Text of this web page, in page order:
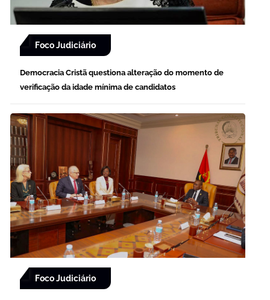
Foco Judiciário
Democracia Cristã questiona alteração do momento de
verificação da idade mínima de candidatos
Foco Judiciário